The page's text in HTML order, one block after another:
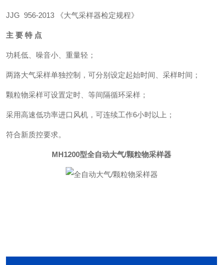
JJG 956-2013 《大气采样器检定规程》
主 要 特 点
功耗低、噪音小、重量轻；
两路大气采样单独控制，可分别设定起始时间、采样时间；
颗粒物采样可设置定时、等间隔循环采样；
采用高速低功率进口风机，可连续工作6小时以上；
符合新质控要求。
MH1200型全自动大气/颗粒物采样器